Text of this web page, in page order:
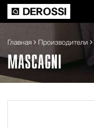
Главная Производители
MASCAGNI